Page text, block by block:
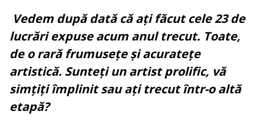
Vedem după dată că ați făcut cele 23 de
lucrări expuse acum anul trecut. Toate,
de o rară frumusețe și acuratețe
artistică. Sunteți un artist prolific, vă
simțiți împlinit sau ați trecut într-o altă
etapă?